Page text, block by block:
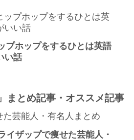
プホップをするひとは英語
い話
まとめ記事・オススメ記事
イザップで痩せた芸能人・